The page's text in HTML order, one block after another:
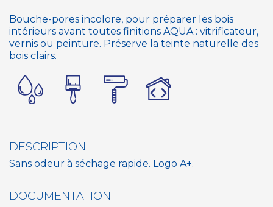
Bouche-pores incolore, pour préparer les bois
intérieurs avant toutes finitions AQUA : vitrificateur,
vernis ou peinture. Préserve la teinte naturelle des
bois clairs.
DESCRIPTION
Sans odeur à séchage rapide. Logo A+.
DOCUMENTATION